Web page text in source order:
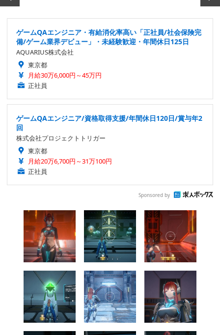
ゲームQAエンジニア・有給消化率高い「正社員/社会保険完
備/ゲーム業界デビュー」・未経験歓迎・年間休日125日
AQUARIUS株式会社
東京都
月給30万6,000円～45万円
正社員
ゲームQAエンジニア/資格取得支援/年間休日120日/賞与年2
回
株式会社プロジェクトトリガー
東京都
月給20万6,700円～31万100円
正社員
Sponsored by